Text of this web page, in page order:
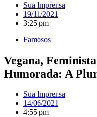
Sua Imprensa
19/11/2021
3:25 pm
Famosos
Vegana,
Humorada: A
Sua Imprensa
14/06/2021
4:55 pm